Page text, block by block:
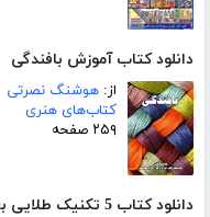
دانلود کتاب آموزش بافندگی
از: هوشنگ نصرتی
کتاب‌های هنری
۲۵۹ صفحه
دانلود کتاب 5